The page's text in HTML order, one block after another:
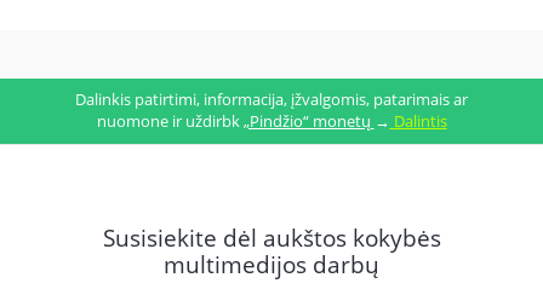
Dalinkis patirtimi, informacija, įžvalgomis, patarimais ar
nuomone ir uždirbk„Pindžio“ monetų → Dalintis
Susisiekite dėl aukštos kokybės
multimedijos darbų